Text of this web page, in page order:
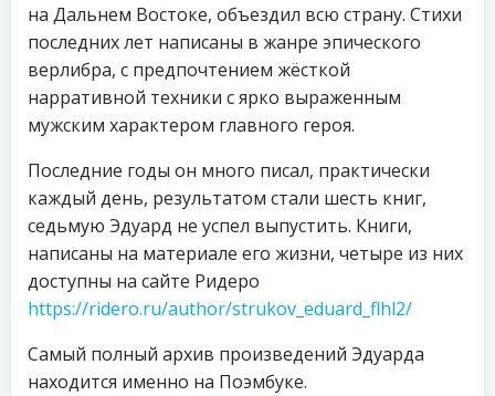
на Дальнем Востоке, объездил всю страну. Стихи
последних лет написаны в жанре эпического
верлибра, с предпочтением жёсткой
нарративной техники с ярко выраженным
мужским характером главного героя.
Последние годы он много писал, практически
каждый день, результатом стали шесть книг,
седьмую Эдуард не успел выпустить. Книги,
написаны на материале его жизни, четыре из них
доступны на сайте Ридеро
https://ridero.ru/author/strukov_eduard_flhl2/
Самый полный архив произведений Эдуарда
находится именно на Поэмбуке.